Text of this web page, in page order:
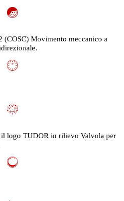
Movimento meccanico a
logo TUDOR in rilievo Valvola per